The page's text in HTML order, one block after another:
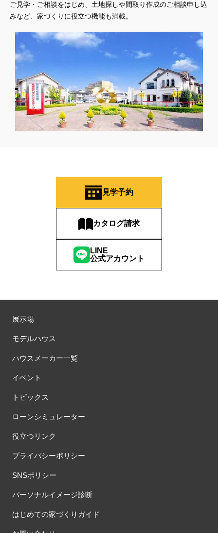
ご見学・ご相談をはじめ、土地探しや間取り作成のご相談申し込
みなど、家づくりに役立つ機能も満載。
見学予約
カタログ請求
LINE
公式アカウント
展示場
モデルハウス
ハウスメーカー一覧
イベント
トピックス
ローンシミュレーター
役立つリンク
プライバシーポリシー
SNSポリシー
パーソナルイメージ診断
はじめての家づくりガイド